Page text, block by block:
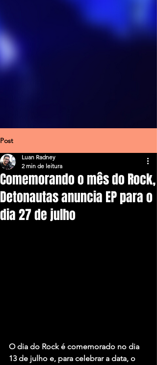
Post
Comemorando o mês do Rock,
Detonautas anuncia EP para o
dia 27 de julho
Luan Radney
2 min de leitura
O dia do Rock é comemorado no dia
13 de julho e, para celebrar a data, o